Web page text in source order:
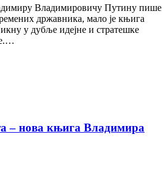
Владимировичу Путину пише
државника, мало је књига
у дубље идејне и стратешке
– нова књига Владимира